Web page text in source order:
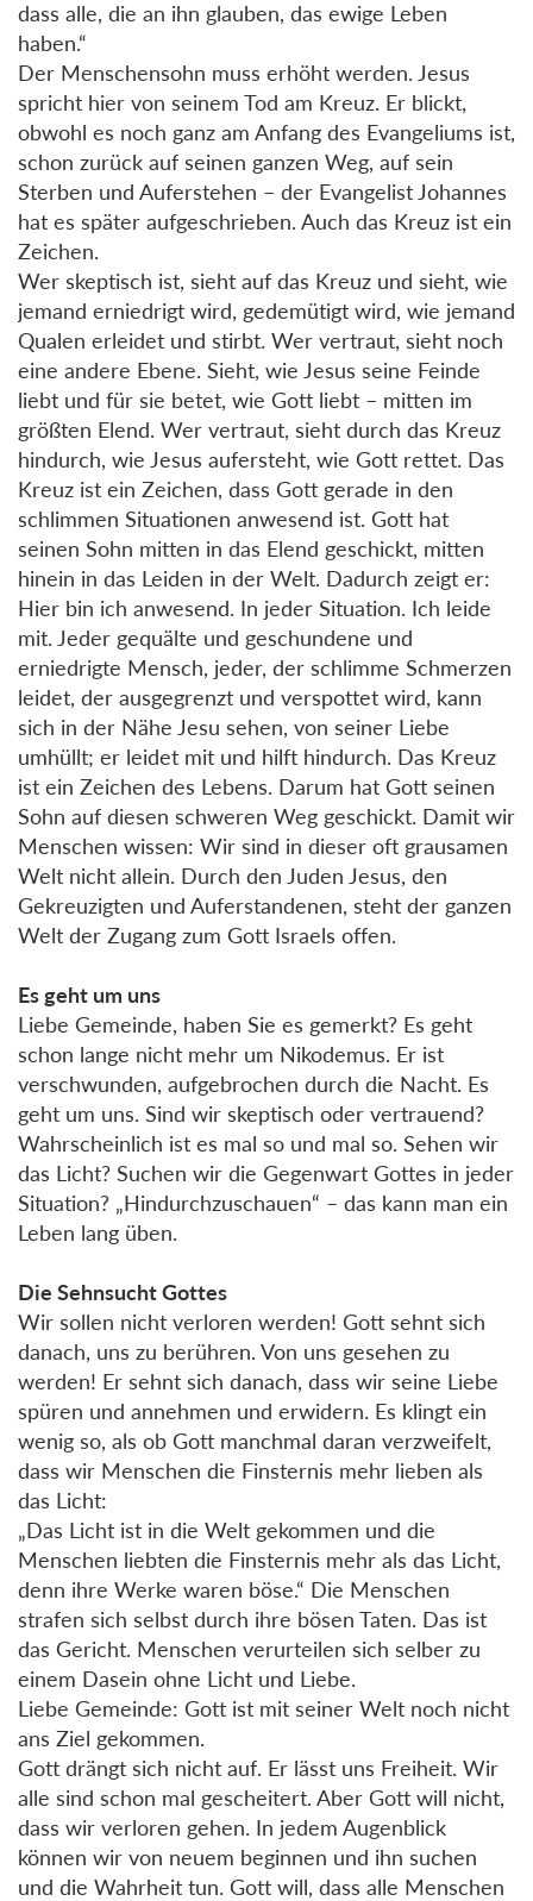
dass alle, die an ihn glauben, das ewige Leben
haben.“
Der Menschensohn muss erhöht werden. Jesus
spricht hier von seinem Tod am Kreuz. Er blickt,
obwohl es noch ganz am Anfang des Evangeliums ist,
schon zurück auf seinen ganzen Weg, auf sein
Sterben und Auferstehen – der Evangelist Johannes
hat es später aufgeschrieben. Auch das Kreuz ist ein
Zeichen.
Wer skeptisch ist, sieht auf das Kreuz und sieht, wie
jemand erniedrigt wird, gedemütigt wird, wie jemand
Qualen erleidet und stirbt. Wer vertraut, sieht noch
eine andere Ebene. Sieht, wie Jesus seine Feinde
liebt und für sie betet, wie Gott liebt – mitten im
größten Elend. Wer vertraut, sieht durch das Kreuz
hindurch, wie Jesus aufersteht, wie Gott rettet. Das
Kreuz ist ein Zeichen, dass Gott gerade in den
schlimmen Situationen anwesend ist. Gott hat
seinen Sohn mitten in das Elend geschickt, mitten
hinein in das Leiden in der Welt. Dadurch zeigt er:
Hier bin ich anwesend. In jeder Situation. Ich leide
mit. Jeder gequälte und geschundene und
erniedrigte Mensch, jeder, der schlimme Schmerzen
leidet, der ausgegrenzt und verspottet wird, kann
sich in der Nähe Jesu sehen, von seiner Liebe
umhüllt; er leidet mit und hilft hindurch. Das Kreuz
ist ein Zeichen des Lebens. Darum hat Gott seinen
Sohn auf diesen schweren Weg geschickt. Damit wir
Menschen wissen: Wir sind in dieser oft grausamen
Welt nicht allein. Durch den Juden Jesus, den
Gekreuzigten und Auferstandenen, steht der ganzen
Welt der Zugang zum Gott Israels offen.
Es geht um uns
Liebe Gemeinde, haben Sie es gemerkt? Es geht
schon lange nicht mehr um Nikodemus. Er ist
verschwunden, aufgebrochen durch die Nacht. Es
geht um uns. Sind wir skeptisch oder vertrauend?
Wahrscheinlich ist es mal so und mal so. Sehen wir
das Licht? Suchen wir die Gegenwart Gottes in jeder
Situation? „Hindurchzuschauen“ – das kann man ein
Leben lang üben.
Die Sehnsucht Gottes
Wir sollen nicht verloren werden! Gott sehnt sich
danach, uns zu berühren. Von uns gesehen zu
werden! Er sehnt sich danach, dass wir seine Liebe
spüren und annehmen und erwidern. Es klingt ein
wenig so, als ob Gott manchmal daran verzweifelt,
dass wir Menschen die Finsternis mehr lieben als
das Licht:
„Das Licht ist in die Welt gekommen und die
Menschen liebten die Finsternis mehr als das Licht,
denn ihre Werke waren böse.“ Die Menschen
strafen sich selbst durch ihre bösen Taten. Das ist
das Gericht. Menschen verurteilen sich selber zu
einem Dasein ohne Licht und Liebe.
Liebe Gemeinde: Gott ist mit seiner Welt noch nicht
ans Ziel gekommen.
Gott drängt sich nicht auf. Er lässt uns Freiheit. Wir
alle sind schon mal gescheitert. Aber Gott will nicht,
dass wir verloren gehen. In jedem Augenblick
können wir von neuem beginnen und ihn suchen
und die Wahrheit tun. Gott will, dass alle Menschen